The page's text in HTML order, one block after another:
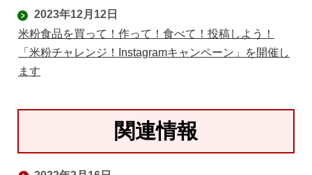
2023年12月12日
米粉食品を買って！作って！食べて！投稿しよう！
「米粉チャレンジ！Instagramキャンペーン」を開催し
ます
関連情報